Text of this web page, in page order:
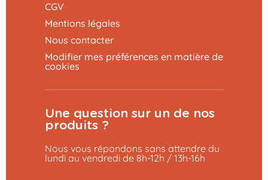
CGV
Mentions légales
Nous contacter
Modifier mes préférences en matière de
cookies
Une question sur un de nos
produits ?
Nous vous répondons sans attendre du
lundi au vendredi de 8h-12h / 13h-16h